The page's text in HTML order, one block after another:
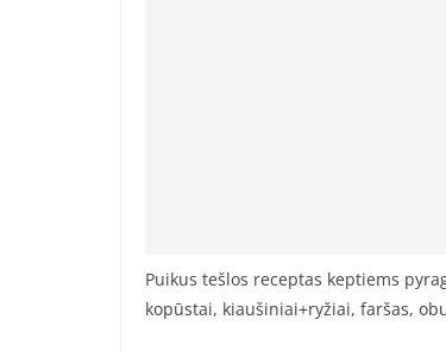
Puikus tešlos receptas keptiems
kopūstai, kiaušiniai+ryžiai, faršas,